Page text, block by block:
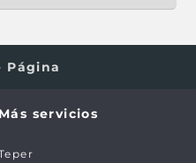
Página
Más servicios